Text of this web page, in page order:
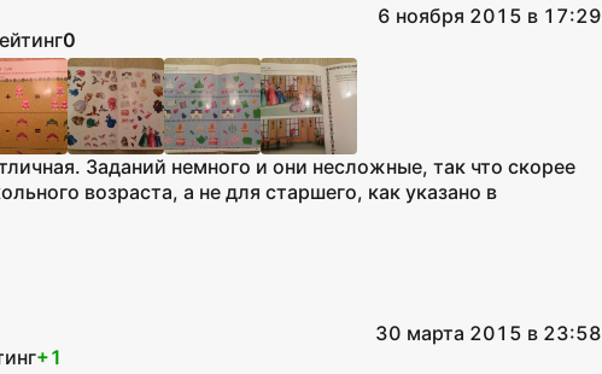
6 ноября 2015 в 17:29
0
Заданий немного и они несложные, так что скорее
возраста, а не для старшего, как указано в
30 марта 2015 в 23:58
+1